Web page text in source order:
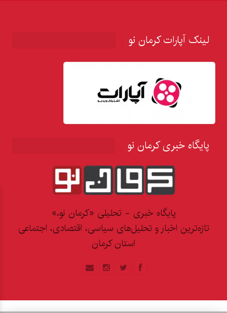
لینک آپارات کرمان نو
پایگاه خبری کرمان نو
پایگاه خبری - تحلیلی «کرمان نو،»
تازه‌ترین اخبار و تحلیل‌های سیاسی، اقتصادی، اجتماعی
استان کرمان